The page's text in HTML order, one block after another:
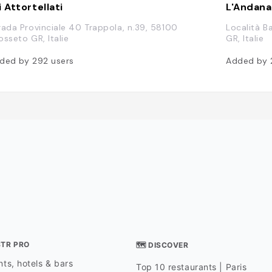
Attortellati
Provinciale 40 Trappola, n.39, 58100
GR, Italie
by 292users
L'Andana
Località
GR, Italie
Added by
PRO
hotels & bars
🗺 DISCOVER
Top 10 restaurants | Paris